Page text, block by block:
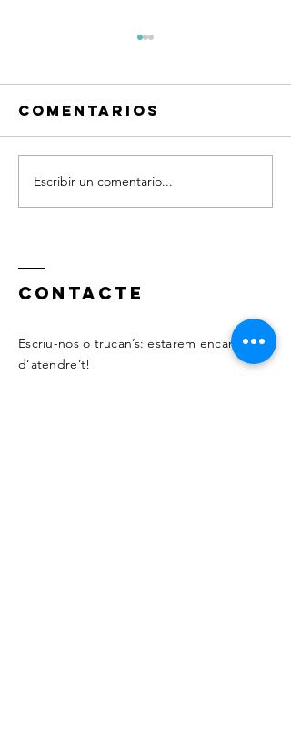
informes
Comentarios
Escribir un comentario...
Contacte
Escriu-nos o trucan’s: estarem encantats
d’atendre’t!